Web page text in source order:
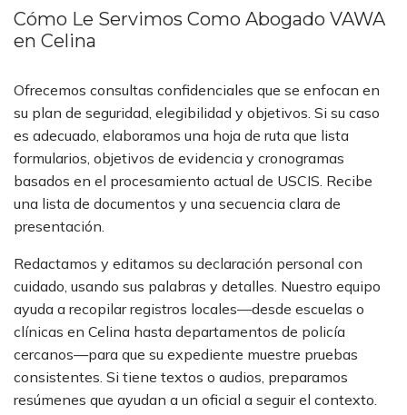
Cómo Le Servimos Como Abogado VAWA
en Celina
Ofrecemos consultas confidenciales que se enfocan en
su plan de seguridad, elegibilidad y objetivos. Si su caso
es adecuado, elaboramos una hoja de ruta que lista
formularios, objetivos de evidencia y cronogramas
basados en el procesamiento actual de USCIS. Recibe
una lista de documentos y una secuencia clara de
presentación.
Redactamos y editamos su declaración personal con
cuidado, usando sus palabras y detalles. Nuestro equipo
ayuda a recopilar registros locales—desde escuelas o
clínicas en Celina hasta departamentos de policía
cercanos—para que su expediente muestre pruebas
consistentes. Si tiene textos o audios, preparamos
resúmenes que ayudan a un oficial a seguir el contexto.